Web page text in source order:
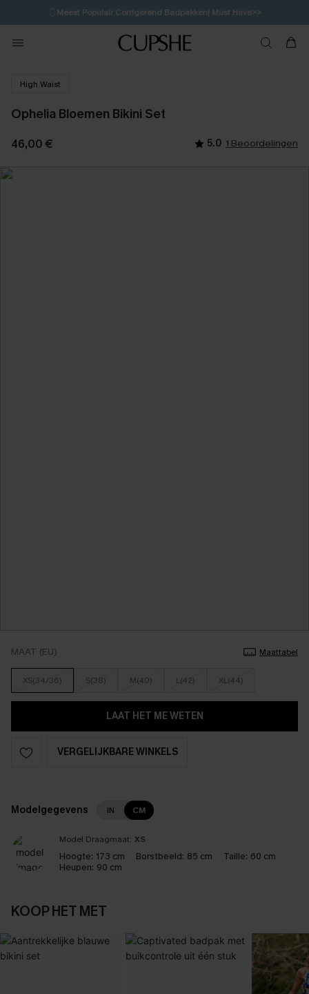
🩱Meest Populair Corrigerend Badpakken| Must Have>>
💌Abonneer je & ontvang tot 15% korting>>
Koop 3, krijg 15% korting | CODE: SW15
High Waist
Ophelia Bloemen Bikini Set
46,00 € 5.0 1 Beoordelingen
MAAT (EU) Maattabel
XS(34/36) S(38) M(40) L(42) XL(44)
LAAT HET ME WETEN
VERGELIJKBARE WINKELS
Modelgegevens IN CM
Model Draagmaat: XS
Hoogte: 173 cm Borstbeeld: 85 cm Taille: 60 cm
Heupen: 90 cm
KOOP HET MET